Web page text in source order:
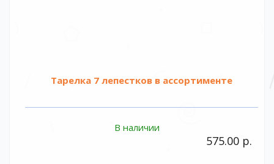
Тарелка 7 лепестков в ассортименте
В наличии
575.00 р.